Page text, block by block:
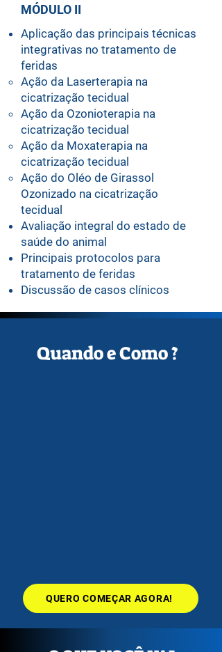
MÓDULO II
Aplicação das principais técnicas
integrativas no tratamento de
feridas
Ação da Laserterapia na
cicatrização tecidual
Ação da Ozonioterapia na
cicatrização tecidual
Ação da Moxaterapia na
cicatrização tecidual
Ação do Oléo de Girassol
Ozonizado na cicatrização
tecidual
Avaliação integral do estado de
saúde do animal
Principais protocolos para
tratamento de feridas
Discussão de casos clínicos
Quando e Como ?
QUERO COMEÇAR AGORA!